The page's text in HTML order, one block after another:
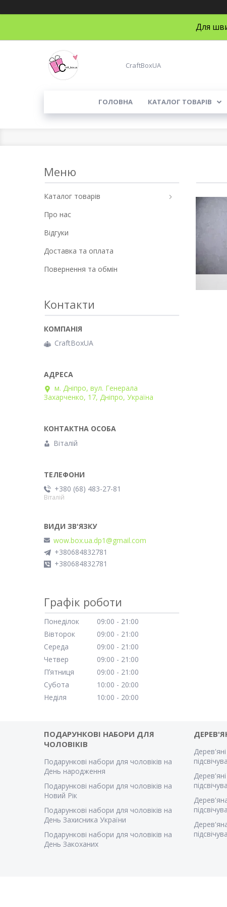
Для
CraftBoxUA
ГОЛОВНА КАТАЛОГ ТОВАРІВ
Каталог товарів
Про нас
Відгуки
Доставка та оплата
Повернення та обмін
Контакти
CraftBoxUA
м. Дніпро, вул. Генерала
Захарченко, 17, Дніпро, Україна
Віталій
+380 (68) 483-27-81
Віталій
wow.box.ua.dp1@gmail.com
+380684832781
+380684832781
Графік роботи
Понеділок 09:00
21:00
Вівторок
09:00
21:00
Середа
09:00
21:00
Четвер
09:00
21:00
Пʼятниця
09:00
21:00
Субота
10:00
20:00
Неділя
10:00 20:00
ПОДАРУНКОВІ НАБОРИ ДЛЯ
ЧОЛОВІКІВ
Подарункові набори для чоловіків на
День народження
Подарункові набори для чоловіків на
Новий Рік
Подарункові набори для чоловіків на
День Захисника України
Подарункові набори для чоловіків на
День Закоханих
Дерев'яні